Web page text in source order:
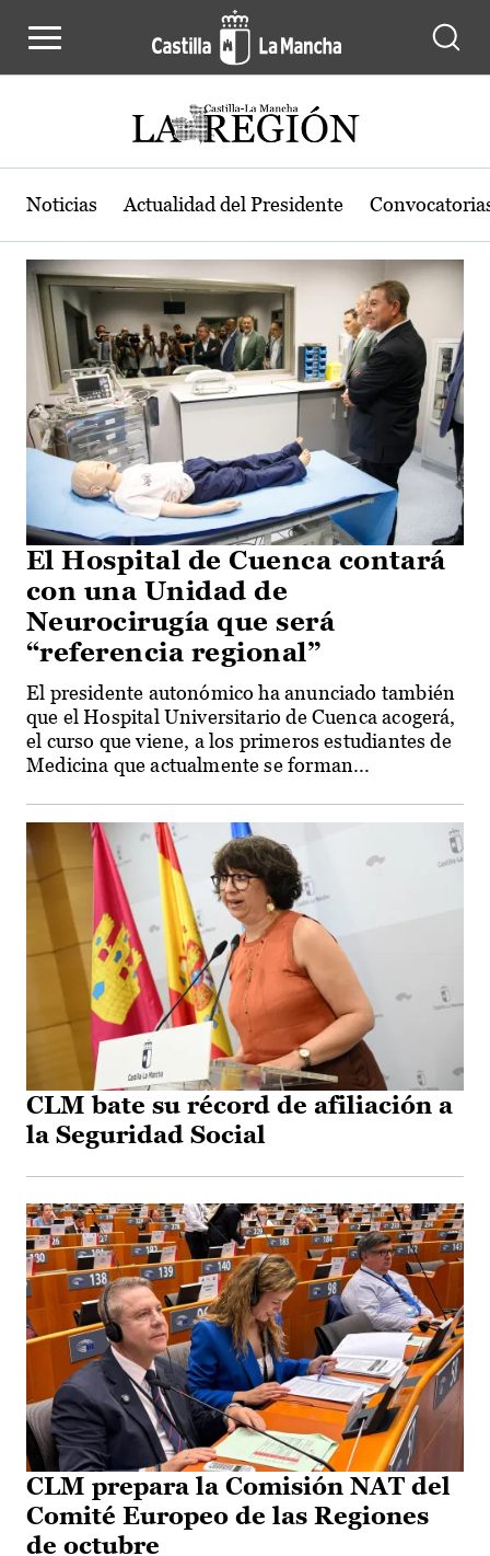
Actualidad de la región de Castilla-
Noticias Actualidad del Presidente
El Hospital de Cuenca contará
con una Unidad de
Neurocirugía que será
“referencia regional”
El presidente autonómico ha anunciado también
que el Hospital Universitario de Cuenca acogerá,
el curso que viene, a los primeros estudiantes de
Medicina que actualmente se forman...
CLM bate su récord de afiliación a
la Seguridad Social
CLM prepara la Comisión NAT del
Comité Europeo de las Regiones
de octubre